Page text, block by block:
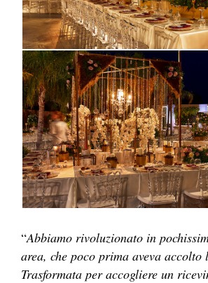
“Abbiamo rivoluzionato in
area, che poco prima aveva accolto
Trasformata per accogliere un